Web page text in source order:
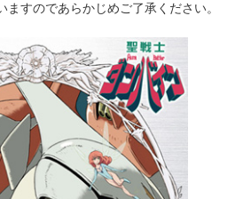
すのであらかじめご了承ください。